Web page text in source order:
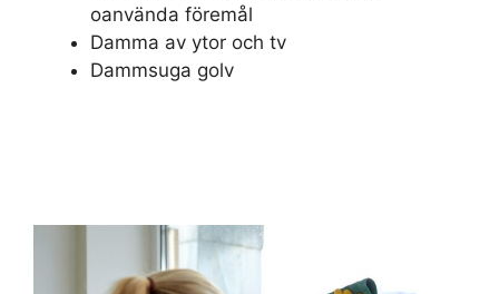
oanvända föremål
Damma av ytor och tv
Dammsuga golv